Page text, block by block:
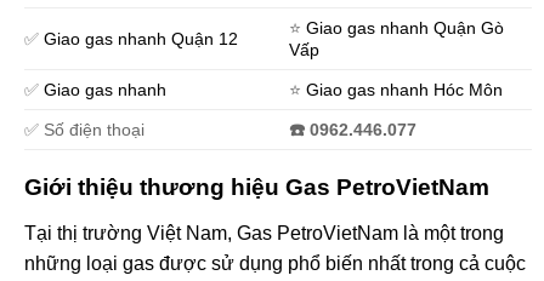
✅ Giao gas nhanh Quận 12
⭐️Giao gas nhanh Quận Gò
Vấp
✅ Giao gas nhanh ⭐️Giao gas nhanh Hóc Môn
✅ Số điện thoại ☎️ 0962.446.077
Giới thiệu thương hiệu Gas PetroVietNam
Tại thị trường Việt Nam, Gas PetroVietNam là một trong
những loại gas được sử dụng phổ biến nhất trong cả cuộc